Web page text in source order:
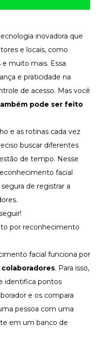
inovadora que
e locais, como
muito mais. Essa
e praticidade na
de acesso. Mas você
pode ser feito
e as rotinas cada vez
buscar diferentes
de tempo. Nesse
facial
de registrar a
por reconhecimento
facial funciona por
. Para isso,
identifica pontos
e os compara
pessoa com uma
em um banco de